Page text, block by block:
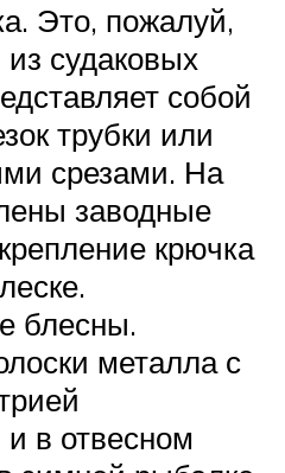
Это, пожалуй,
судаковых
собой
трубки или
срезами. На
заводные
крючка
блесны.
металла с
в отвесном